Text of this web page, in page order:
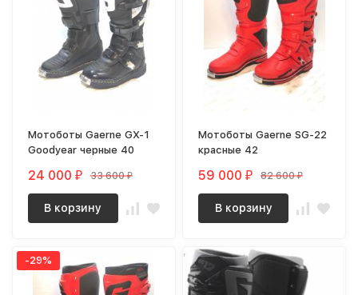
Мотоботы Gaerne GX-1
Goodyear черные 40
24 000₽ 33 600₽
В корзину
Мотоботы Gaerne SG-22
красные 42
59 000₽ 82 600₽
В корзину
-29%